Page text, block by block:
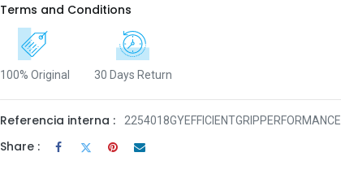
Terms and Conditions
100% Original 30 Days Return
Referencia interna : 2254018GYEFFICIENTGRIPPERFORMANCE
Share :